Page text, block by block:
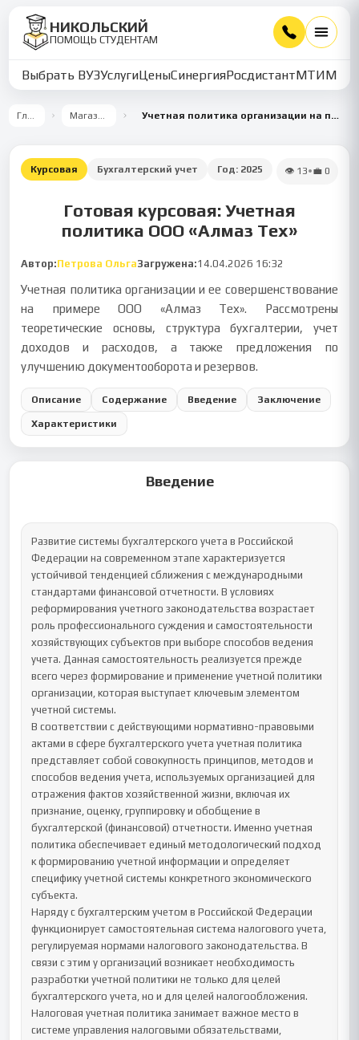
НИКОЛЬСКИЙ
ПОМОЩЬ СТУДЕНТАМ
Выбрать ВУЗУслугиЦеныСинергияРосдистантМТИММУ
Главная Магазин работ Учетная политика организации на примере ООО «Алмаз Тех»
Курсовая Бухгалтерский учет Год: 2025 👁 13•💼 0
Готовая курсовая: Учетная
политика ООО «Алмаз Тех»
Автор:Петрова ОльгаЗагружена:14.04.2026 16:32
Учетная политика организации и ее совершенствование
на примере ООО «Алмаз Тех». Рассмотрены
теоретические основы, структура бухгалтерии, учет
доходов и расходов, а также предложения по
улучшению документооборота и резервов.
Описание Содержание Введение Заключение
Характеристики
Введение
Развитие системы бухгалтерского учета в Российской
Федерации на современном этапе характеризуется
устойчивой тенденцией сближения с международными
стандартами финансовой отчетности. В условиях
реформирования учетного законодательства возрастает
роль профессионального суждения и самостоятельности
хозяйствующих субъектов при выборе способов ведения
учета. Данная самостоятельность реализуется прежде
всего через формирование и применение учетной политики
организации, которая выступает ключевым элементом
учетной системы.
В соответствии с действующими нормативно-правовыми
актами в сфере бухгалтерского учета учетная политика
представляет собой совокупность принципов, методов и
способов ведения учета, используемых организацией для
отражения фактов хозяйственной жизни, включая их
признание, оценку, группировку и обобщение в
бухгалтерской (финансовой) отчетности. Именно учетная
политика обеспечивает единый методологический подход
к формированию учетной информации и определяет
специфику учетной системы конкретного экономического
субъекта.
Наряду с бухгалтерским учетом в Российской Федерации
функционирует самостоятельная система налогового учета,
регулируемая нормами налогового законодательства. В
связи с этим у организаций возникает необходимость
разработки учетной политики не только для целей
бухгалтерского учета, но и для целей налогообложения.
Налоговая учетная политика занимает важное место в
системе управления налоговыми обязательствами,